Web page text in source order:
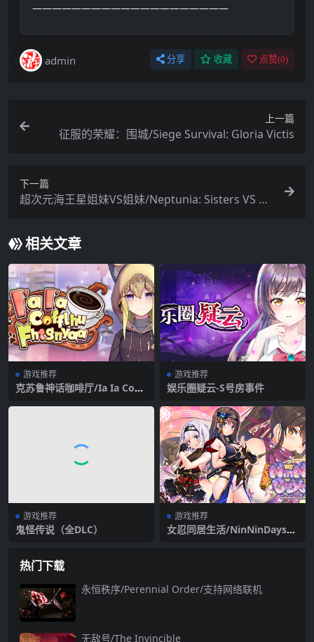
————————————————————
admin 分享 收藏 点赞(0)
上一篇
征服的荣耀：围城/Siege Survival: Gloria Victis
下一篇
超次元海王星姐妹VS姐妹/Neptunia: Sisters VS Sis
相关文章
游戏推荐
克苏鲁神话咖啡厅/Ia Ia Coffl
游戏推荐
娱乐圈疑云-S号房事件
游戏推荐
鬼怪传说（全DLC）
游戏推荐
女忍同居生活/NinNinDays2
热门下载
永恒秩序/Perennial Order/支持网络联机
无敌号/The Invincible